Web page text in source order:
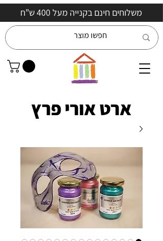
משלוחים חינם בקנייה מעל 400 ש"ח
ארט אורי פרץ